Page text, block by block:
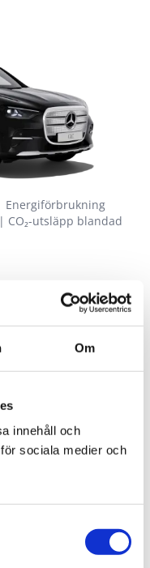
Om
innehåll och
sociala medier och
Energiförbrukning
CO₂-utsläpp blandad
Edition